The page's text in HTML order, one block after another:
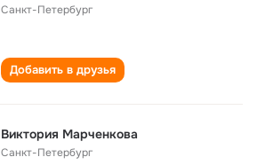
Санкт-Петербург
Добавить в друзья
Виктория Марченкова
Санкт-Петербург